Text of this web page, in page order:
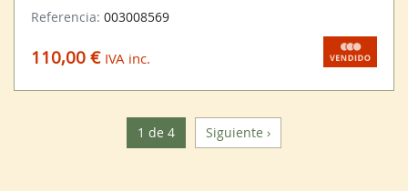
Referencia: 003008569
110,00 € IVA inc.
1 de 4 Siguiente ›